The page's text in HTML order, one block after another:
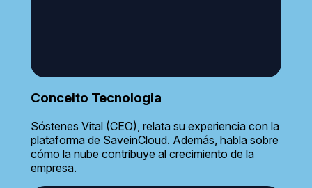
Conceito Tecnologia
Sóstenes Vital (CEO), relata su experiencia con la
plataforma de SaveinCloud. Además, habla sobre
cómo la nube contribuye al crecimiento de la
empresa.